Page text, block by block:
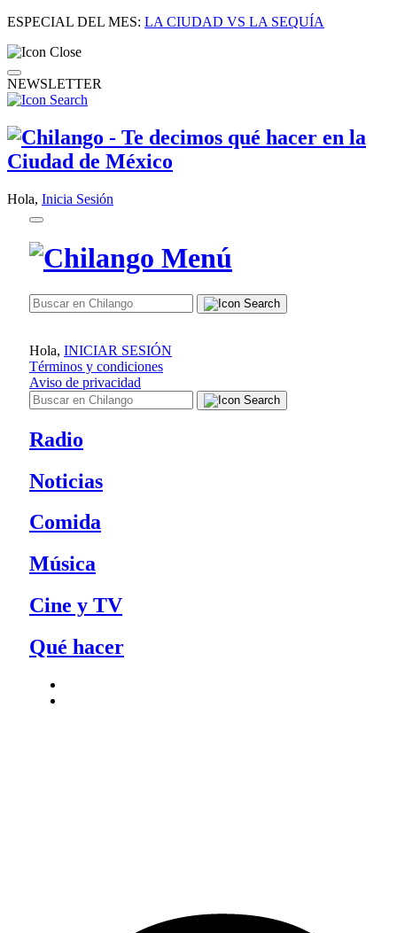
ESPECIAL DEL MES: LA CIUDAD VS LA SEQUÍA
NEWSLETTER
Hola, Inicia Sesión
Hola, INICIAR SESIÓN
Términos y condiciones
Aviso de privacidad
Radio
Noticias
Comida
Música
Cine y TV
Qué hacer